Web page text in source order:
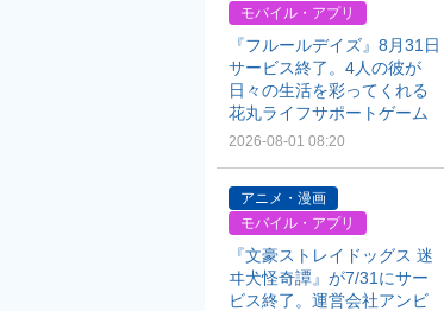
モバイル・アプリ
『フルールデイズ』8月31日
サービス終了。4人の彼が
日々の生活を彩ってくれる
花丸ライフサポートゲーム
2026-08-01 08:20
アニメ・漫画
モバイル・アプリ
『文豪ストレイドッグス 迷
ヰ犬怪奇譚』が7/31にサー
ビス終了。運営会社アンビ